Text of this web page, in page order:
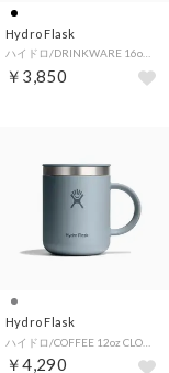
Hydro Flask
￥3,850
Hydro Flask
￥4,290